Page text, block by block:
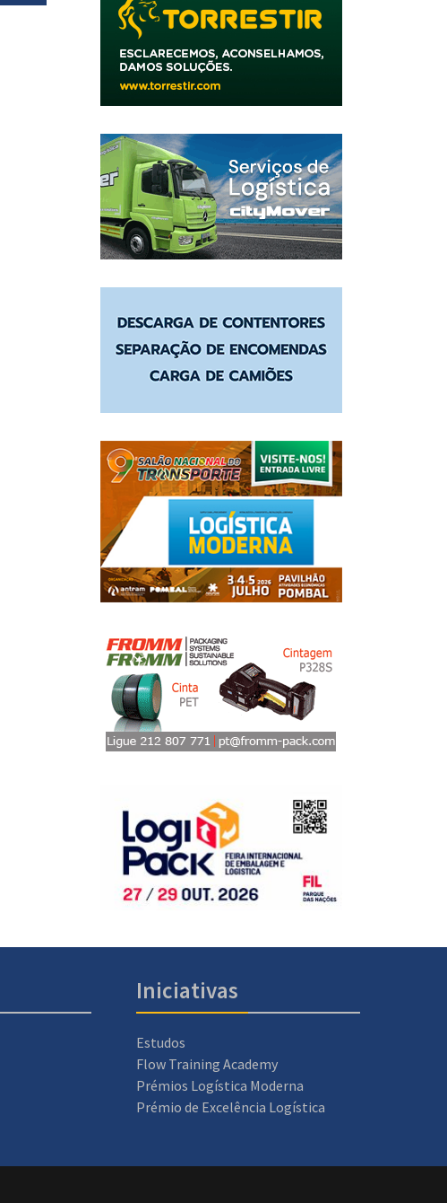
Iniciativas
Estudos
Flow Training Academy
Prémios Logística Moderna
Prémio de Excelência Logística